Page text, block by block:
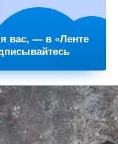
вас, — в «Ленте